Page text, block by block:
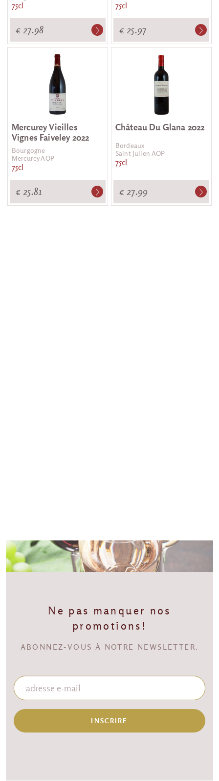
75cl
€ 27.98
75cl
€ 25.97
Mercurey Vieilles
Vignes Faiveley 2022
Bourgogne
Mercurey AOP
75cl
€ 25.81
Château Du Glana 2022
Bordeaux
Saint Julien AOP
75cl
€ 27.99
Ne pas manquer nos
promotions!
ABONNEZ-VOUS À NOTRE NEWSLETTER.
INSCRIRE